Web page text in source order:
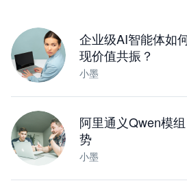
企业级AI智能体如
现价值共振？
小墨
阿里通义Qwen模
势
小墨